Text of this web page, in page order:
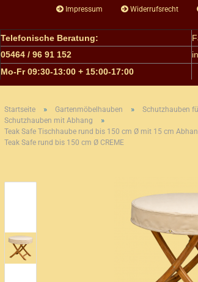
Impressum Widerrufsrecht
Telefonische Beratung:
05464 / 96 91 152
Mo-Fr 09:30-13:00 + 15:00-17:00
Startseite » Gartenmöbelhauben » Schutzhauben
Schutzhauben mit Abhang »
Teak Safe Tischhaube rund bis 150 cm Ø mit 15 cm
Teak Safe rund bis 150 cm Ø CREME